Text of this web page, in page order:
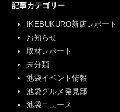
記事カテゴリー
IKEBUKURO新店レポート
お知らせ
取材レポート
未分類
池袋イベント情報
池袋グルメ発見部
池袋ニュース